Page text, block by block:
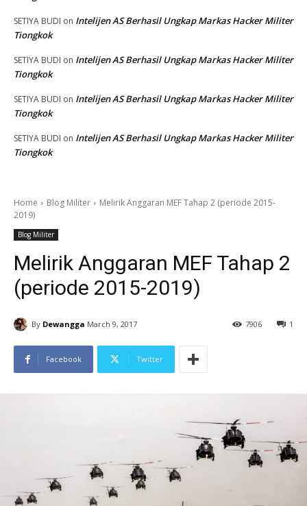
SETIYA BUDI on Intelijen AS Berhasil Ungkap Markas Hacker Militer
Tiongkok
SETIYA BUDI on Intelijen AS Berhasil Ungkap Markas Hacker Militer
Tiongkok
SETIYA BUDI on Intelijen AS Berhasil Ungkap Markas Hacker Militer
Tiongkok
SETIYA BUDI on Intelijen AS Berhasil Ungkap Markas Hacker Militer
Tiongkok